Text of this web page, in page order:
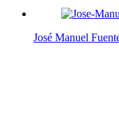
José Manuel